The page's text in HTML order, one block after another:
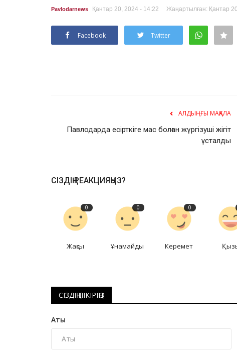
Pavlodarnews Қантар 20, 2024 - 14:22 Жаңартылған: Қантар
Facebook Twitter
АЛДЫҢҒЫ МАҚАЛА
Павлодарда есірткіге мас болған жүргізуші жігіт
ұсталды
СІЗДІҢ РЕАКЦИЯҢЫЗ?
0
Жақсы
0
Ұнамайды
0
Керемет
СІЗДІҢ ПІКІРІҢІЗ
Аты